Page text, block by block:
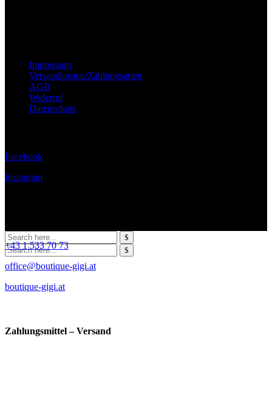
Impressum
Versandkosten/Zahlungsarten
AGB
Widerruf
Datenschutz
Facebook
Instagram
+43 1 533 70 73
office@boutique-gigi.at
boutique-gigi.at
Zahlungsmittel – Versand